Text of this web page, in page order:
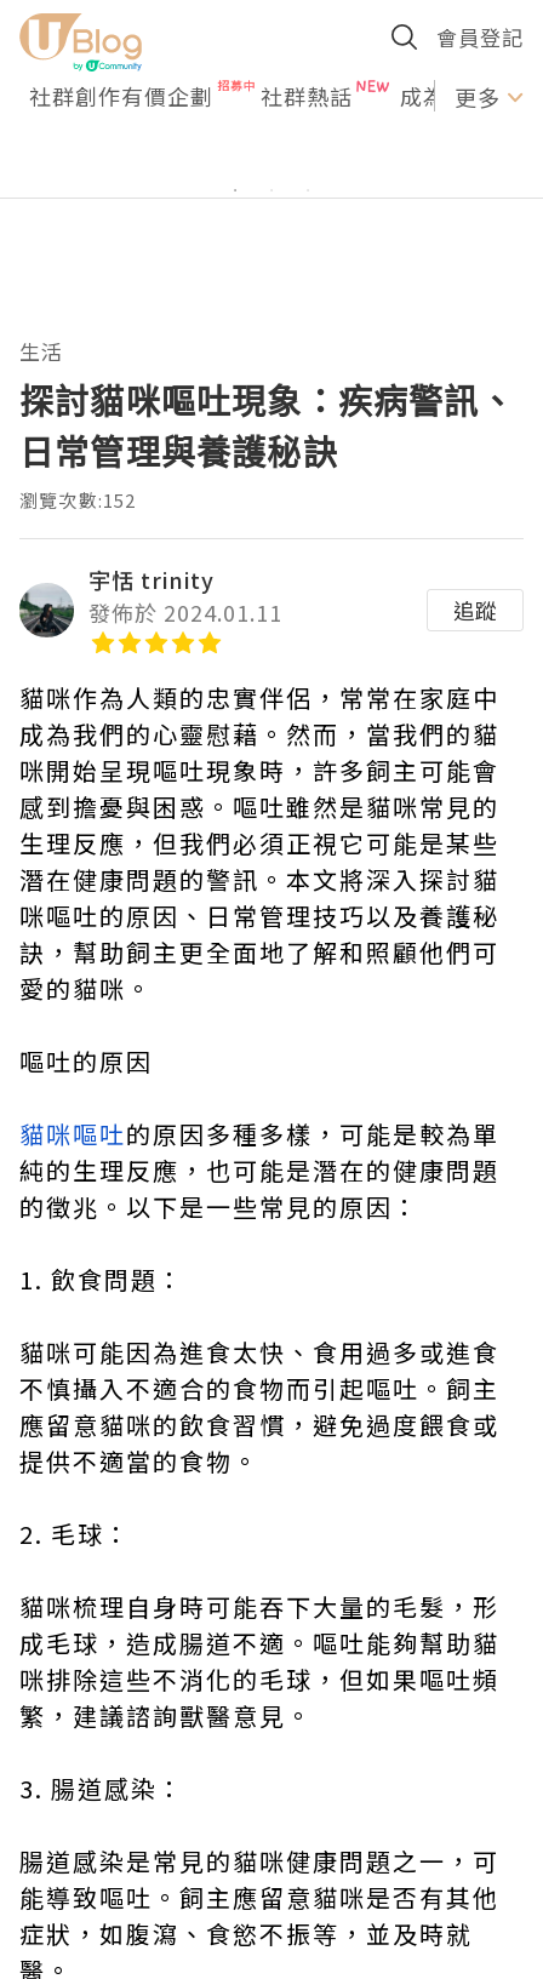
會員登記
社群創作有價企劃 社群熱話 成為U更多
生活
探討貓咪嘔吐現象：疾病警訊、
日常管理與養護秘訣
瀏覽次數:152
宇恬 trinity
發佈於 2024.01.11
追蹤
貓咪作為人類的忠實伴侶，常常在家庭中
成為我們的心靈慰藉。然而，當我們的貓
咪開始呈現嘔吐現象時，許多飼主可能會
感到擔憂與困惑。嘔吐雖然是貓咪常見的
生理反應，但我們必須正視它可能是某些
潛在健康問題的警訊。本文將深入探討貓
咪嘔吐的原因、日常管理技巧以及養護秘
訣，幫助飼主更全面地了解和照顧他們可
愛的貓咪。
嘔吐的原因
貓咪嘔吐的原因多種多樣，可能是較為單
純的生理反應，也可能是潛在的健康問題
的徵兆。以下是一些常見的原因：
1. 飲食問題：
貓咪可能因為進食太快、食用過多或進食
不慎攝入不適合的食物而引起嘔吐。飼主
應留意貓咪的飲食習慣，避免過度餵食或
提供不適當的食物。
2. 毛球：
貓咪梳理自身時可能吞下大量的毛髮，形
成毛球，造成腸道不適。嘔吐能夠幫助貓
咪排除這些不消化的毛球，但如果嘔吐頻
繁，建議諮詢獸醫意見。
3. 腸道感染：
腸道感染是常見的貓咪健康問題之一，可
能導致嘔吐。飼主應留意貓咪是否有其他
症狀，如腹瀉、食慾不振等，並及時就
醫。